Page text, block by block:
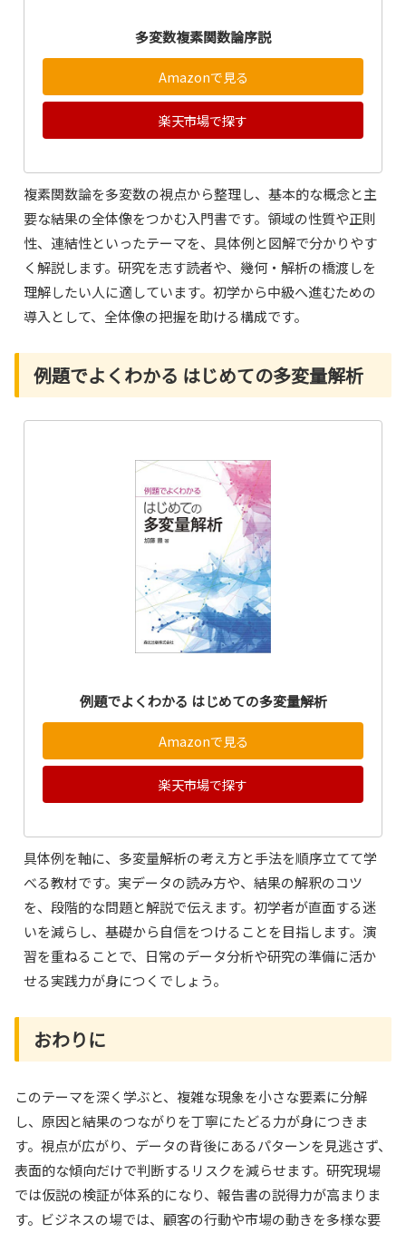
多変数複素関数論序説
Amazonで見る
楽天市場で探す
複素関数論を多変数の視点から整理し、基本的な概念と主
要な結果の全体像をつかむ入門書です。領域の性質や正則
性、連結性といったテーマを、具体例と図解で分かりやす
く解説します。研究を志す読者や、幾何・解析の橋渡しを
理解したい人に適しています。初学から中級へ進むための
導入として、全体像の把握を助ける構成です。
例題でよくわかる はじめての多変量解析
例題でよくわかる はじめての多変量解析
Amazonで見る
楽天市場で探す
具体例を軸に、多変量解析の考え方と手法を順序立てて学
べる教材です。実データの読み方や、結果の解釈のコツ
を、段階的な問題と解説で伝えます。初学者が直面する迷
いを減らし、基礎から自信をつけることを目指します。演
習を重ねることで、日常のデータ分析や研究の準備に活か
せる実践力が身につくでしょう。
おわりに
このテーマを深く学ぶと、複雑な現象を小さな要素に分解
し、原因と結果のつながりを丁寧にたどる力が身につきま
す。視点が広がり、データの背後にあるパターンを見逃さず、
表面的な傾向だけで判断するリスクを減らせます。研究現場
では仮説の検証が体系的になり、報告書の説得力が高まりま
す。ビジネスの場では、顧客の行動や市場の動きを多様な要